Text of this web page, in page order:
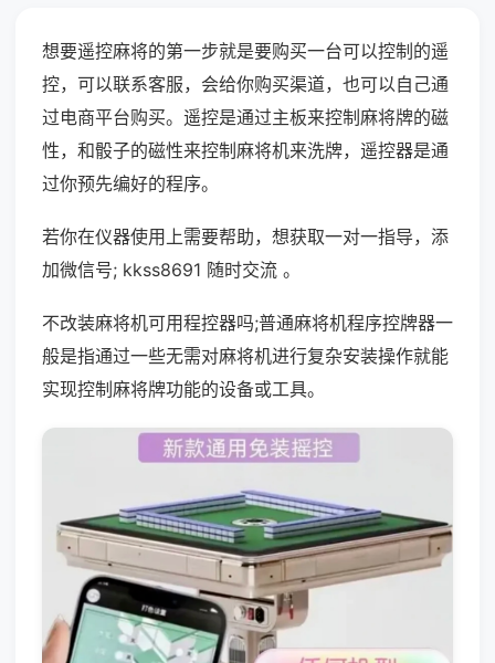
想要遥控麻将的第一步就是要购买一台可以控制的遥
控，可以联系客服，会给你购买渠道，也可以自己通
过电商平台购买。遥控是通过主板来控制麻将牌的磁
性，和骰子的磁性来控制麻将机来洗牌，遥控器是通
过你预先编好的程序。
若你在仪器使用上需要帮助，想获取一对一指导，添
加微信号; kkss8691 随时交流 。
不改装麻将机可用程控器吗;普通麻将机程序控牌器一
般是指通过一些无需对麻将机进行复杂安装操作就能
实现控制麻将牌功能的设备或工具。